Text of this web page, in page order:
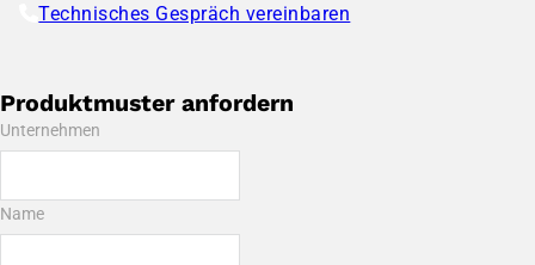
Technisches Gespräch vereinbaren
Produktmuster anfordern
Unternehmen
Name